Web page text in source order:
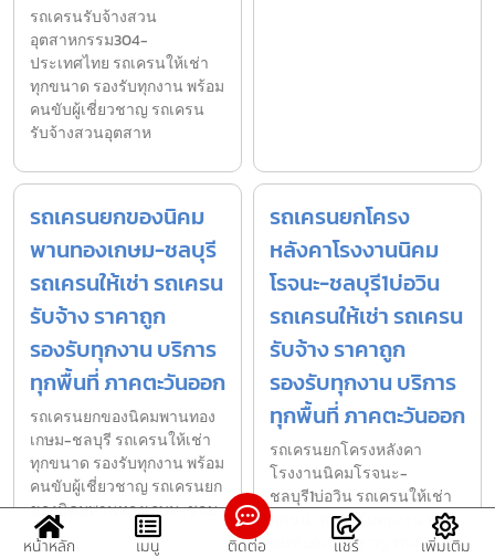
รถเครนรับจ้างสวน
อุตสาหกรรม304-
ประเทศไทย รถเครนให้เช่า
ทุกขนาด รองรับทุกงาน พร้อม
คนขับผู้เชี่ยวชาญ รถเครน
รับจ้างสวนอุตสาห
รถเครนยกของนิคม
พานทองเกษม-ชลบุรี
รถเครนให้เช่า รถเครน
รับจ้าง ราคาถูก
รองรับทุกงาน บริการ
ทุกพื้นที่ ภาคตะวันออก
รถเครนยกของนิคมพานทอง
เกษม-ชลบุรี รถเครนให้เช่า
ทุกขนาด รองรับทุกงาน พร้อม
คนขับผู้เชี่ยวชาญ รถเครนยก
ของนิคมพานทองเกษม-ชลบ
รถเครนยกโครง
หลังคาโรงงานนิคม
โรจนะ-ชลบุรี1บ่อวิน
รถเครนให้เช่า รถเครน
รับจ้าง ราคาถูก
รองรับทุกงาน บริการ
ทุกพื้นที่ ภาคตะวันออก
รถเครนยกโครงหลังคา
โรงงานนิคมโรจนะ-
ชลบุรี1บ่อวิน รถเครนให้เช่า
ทุกขนาด รองรับทุกงาน พร้อม
คนขับผู้เชี่ยวชาญ รถเครนยก
หน้าหลัก เมนู ติดต่อ แชร์ เพิ่มเติม